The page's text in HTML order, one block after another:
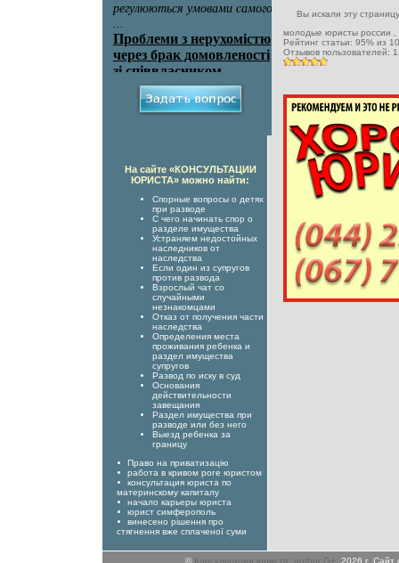
Вы искали эту
молодые юристы россии
Рейтинг статьи: 95% из
Отзывов пользователей:
На сайте «КОНСУЛЬТАЦИИ
ЮРИСТА» можно найти:
Спорные вопросы о детях
при разводе
С чего начинать спор о
разделе имущества
Устраняем недостойных
наследников от
наследства
Если один из супругов
против развода
Взрослый чат со
случайными
незнакомцами
Отказ от получения части
наследства
Определения места
проживания ребенка и
раздел имущества
супругов
Развод по иску в суд
Основания
действительности
завещания
Раздел имущества при
разводе или без него
Выезд ребенка за
границу
Право на приватизацію
работа в кривом роге юристом
консультация юриста по
материнскому капиталу
начало карьеры юриста
юрист симферополь
винесено рішення про
стягнення вже сплаченої суми
© Консультации юриста author G+ , 2026 г.